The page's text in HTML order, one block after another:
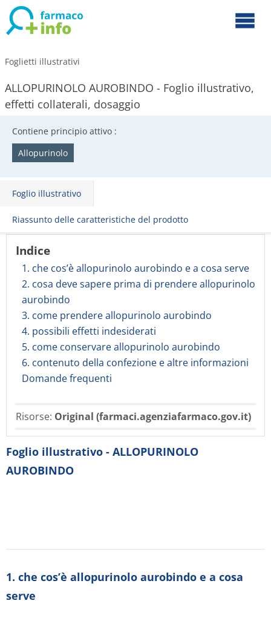
Foglietti illustrativi
ALLOPURINOLO AUROBINDO - Foglio illustrativo,
effetti collaterali, dosaggio
Contiene principio attivo :
Allopurinolo
Foglio illustrativo
Riassunto delle caratteristiche del prodotto
Indice
1. che cos’è allopurinolo aurobindo e a cosa serve
2. cosa deve sapere prima di prendere allopurinolo
aurobindo
3. come prendere allopurinolo aurobindo
4. possibili effetti indesiderati
5. come conservare allopurinolo aurobindo
6. contenuto della confezione e altre informazioni
Domande frequenti
Risorse: Original (farmaci.agenziafarmaco.gov.it)
Foglio illustrativo - ALLOPURINOLO
AUROBINDO
1. che cos’è allopurinolo aurobindo e a cosa
serve